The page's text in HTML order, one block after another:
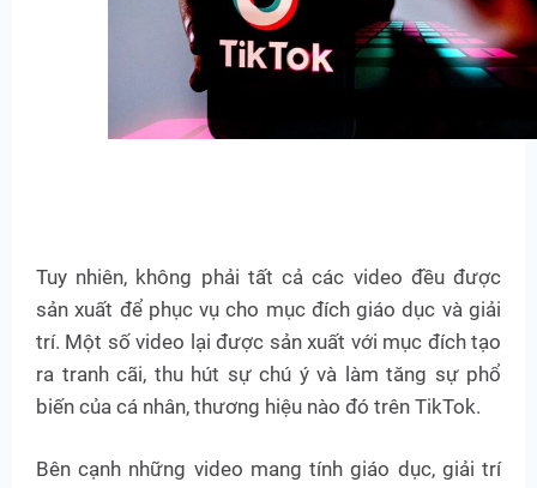
Tuy nhiên, không phải tất cả các video đều được
sản xuất để phục vụ cho mục đích giáo dục và giải
trí. Một số video lại được sản xuất với mục đích tạo
ra tranh cãi, thu hút sự chú ý và làm tăng sự phổ
biến của cá nhân, thương hiệu nào đó trên TikTok.
Bên cạnh những video mang tính giáo dục, giải trí